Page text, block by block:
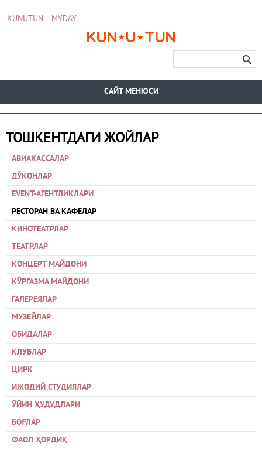
KUNUTUN MYDAY
CАЙТ МЕНЮСИ
ТОШКЕНТДАГИ ЖОЙЛАР
АВИАКАССАЛАР
ДЎКОНЛАР
EVENT-АГЕНТЛИКЛАРИ
РЕСТОРАН ВА КАФЕЛАР
КИНОТЕАТРЛАР
ТЕАТРЛАР
КОНЦЕРТ МАЙДОНИ
КЎРГАЗМА МАЙДОНИ
ГАЛЕРЕЯЛАР
МУЗЕЙЛАР
ОБИДАЛАР
КЛУБЛАР
ЦИРК
ИЖОДИЙ СТУДИЯЛАР
ЎЙИН ҲУДУДЛАРИ
БОҒЛАР
ФАОЛ ҲОРДИҚ